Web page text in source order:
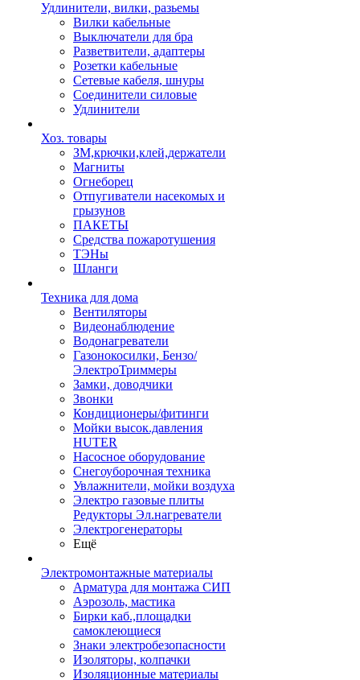
Удлинители, вилки, разьемы
Вилки кабельные
Выключатели для бра
Разветвители, адаптеры
Розетки кабельные
Сетевые кабеля, шнуры
Соединители силовые
Удлинители
Хоз. товары
ЗМ,крючки,клей,держатели
Магниты
Огнеборец
Отпугиватели насекомых и
грызунов
ПАКЕТЫ
Средства пожаротушения
ТЭНы
Шланги
Техника для дома
Вентиляторы
Видеонаблюдение
Водонагреватели
Газонокосилки, Бензо/
ЭлектроТриммеры
Замки, доводчики
Звонки
Кондиционеры/фитинги
Мойки высок.давления
HUTER
Насосное оборудование
Снегоуборочная техника
Увлажнители, мойки воздуха
Электро газовые плиты
Редукторы Эл.нагреватели
Электрогенераторы
Ещё
Электромонтажные материалы
Арматура для монтажа СИП
Аэрозоль, мастика
Бирки каб.,площадки
самоклеющиеся
Знаки электробезопасности
Изоляторы, колпачки
Изоляционные материалы